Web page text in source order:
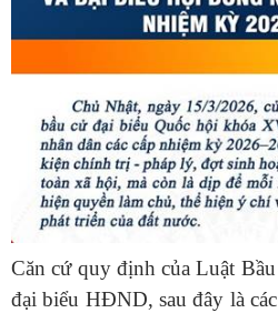
Căn cứ quy định của Luật
đại biểu HĐND, sau đây là